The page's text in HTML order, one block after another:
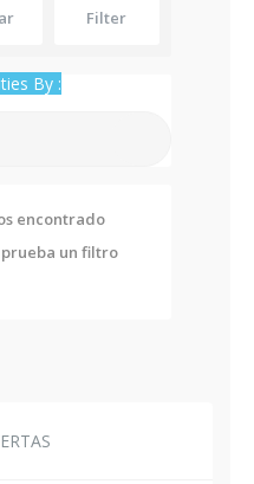
Filter
By :
encontrado
un filtro